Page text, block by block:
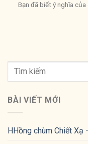
Bạn đã biết ý nghĩa
BÀI VIẾT MỚI
HHồng chùm Chiết